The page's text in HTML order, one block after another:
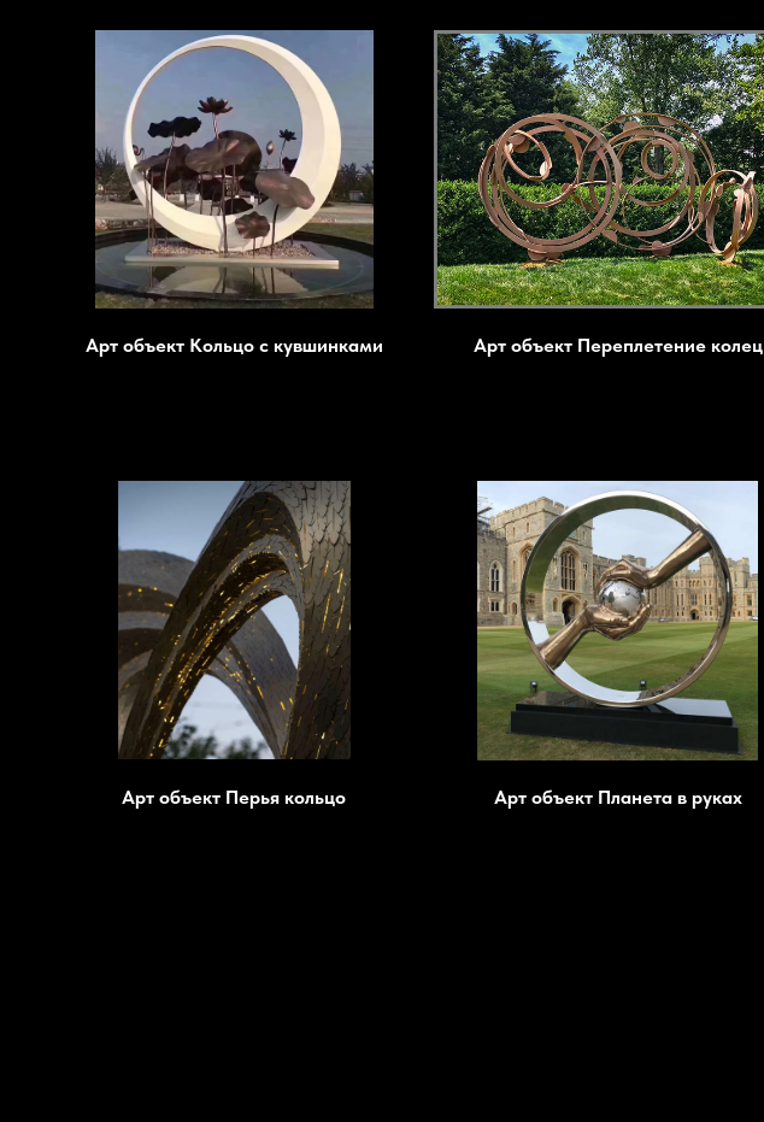
Арт объект Кольцо с кувшинками Арт объект Переплетение колец
Арт объект Перья кольцо Арт объект Планета в руках